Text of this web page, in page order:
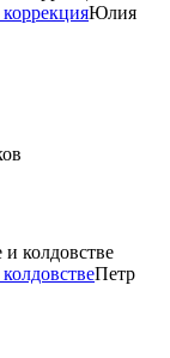
Юлия
Петр